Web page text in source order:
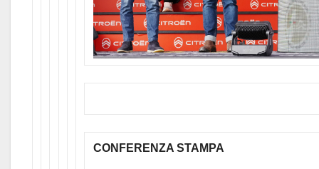
CONFERENZA STAMPA